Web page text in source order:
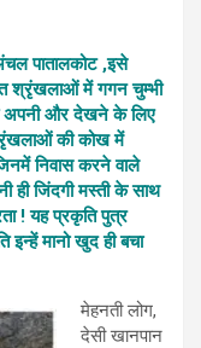
पातालकोट ,इसे
श्रृंखलाओं में गगन चुम्भी
अपनी और देखने के लिए
की कोख में
निवास करने वाले
ही जिंदगी मस्ती के साथ
! यह प्रकृति पुत्र
मानो खुद ही बचा
मेहनती लोग,
देसी खानपान